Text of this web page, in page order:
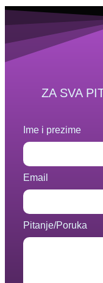
ZA SVA
Ime i prezime
Email
Pitanje/Poruka